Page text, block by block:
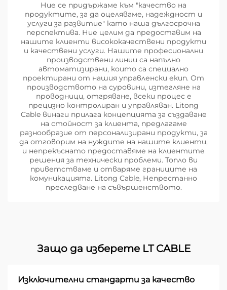
Ние се придържаме към "качество на
продуктите, за да оцеляваме, надеждност и
услуги за развитие" като наша дългосрочна
перспектива. Ние целим да предоставим на
нашите клиенти висококачествени продукти
и качествени услуги. Нашите професионални
производствени линии са напълно
автоматизирани, които са специално
проектирани от нашия управленски екип. От
производството на суровини, изтегляне на
проводници, отгряване, всеки процес е
прецизно контролиран и управляван. Litong
Cable винаги прилага концепцията за създаване
на стойност за клиента, предлагаме
разнообразие от персонализирани продукти, за
да отговорим на нуждите на нашите клиенти,
и непрекъснато предоставяме на клиентите
решения за технически проблеми. Топло ви
приветстваме и отваряме границите на
комуникацията. Litong Cable, Непрестанно
преследване на съвършенството.
Защо да изберете LT CABLE
Изключителни стандарти за качество